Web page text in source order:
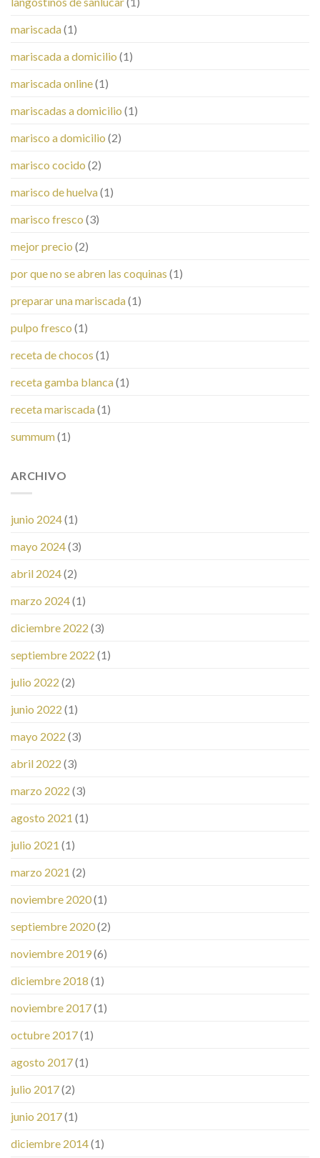
mariscada(1)
mariscada a domicilio (1)
mariscada online(1)
mariscadas a domicilio (1)
marisco a domicilio (2)
marisco cocido (2)
marisco de huelva(1)
marisco fresco (3)
mejor precio (2)
por que no se abren las coquinas (1)
preparar una mariscada(1)
pulpo fresco (1)
receta de chocos (1)
receta gamba blanca(1)
receta mariscada(1)
summum(1)
ARCHIVO
junio 2024(1)
mayo 2024(3)
abril 2024(2)
marzo 2024(1)
diciembre 2022 (3)
septiembre 2022 (1)
julio 2022 (2)
junio 2022 (1)
mayo 2022 (3)
abril 2022 (3)
marzo 2022 (3)
agosto 2021 (1)
julio 2021 (1)
marzo 2021 (2)
noviembre 2020(1)
septiembre 2020(2)
noviembre 2019(6)
diciembre 2018 (1)
noviembre 2017(1)
octubre 2017(1)
agosto 2017(1)
julio 2017(2)
junio 2017(1)
diciembre 2014(1)